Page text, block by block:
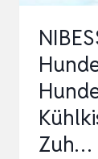
Zuh…